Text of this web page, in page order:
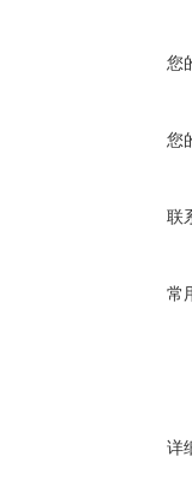
您
您
联
常
详